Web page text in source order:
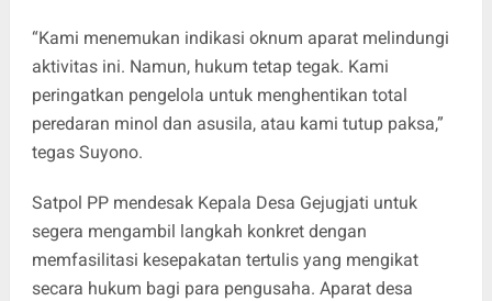
“Kami menemukan indikasi oknum aparat melindungi
aktivitas ini. Namun, hukum tetap tegak. Kami
peringatkan pengelola untuk menghentikan total
peredaran minol dan asusila, atau kami tutup paksa,”
tegas Suyono.
Satpol PP mendesak Kepala Desa Gejugjati untuk
segera mengambil langkah konkret dengan
memfasilitasi kesepakatan tertulis yang mengikat
secara hukum bagi para pengusaha. Aparat desa